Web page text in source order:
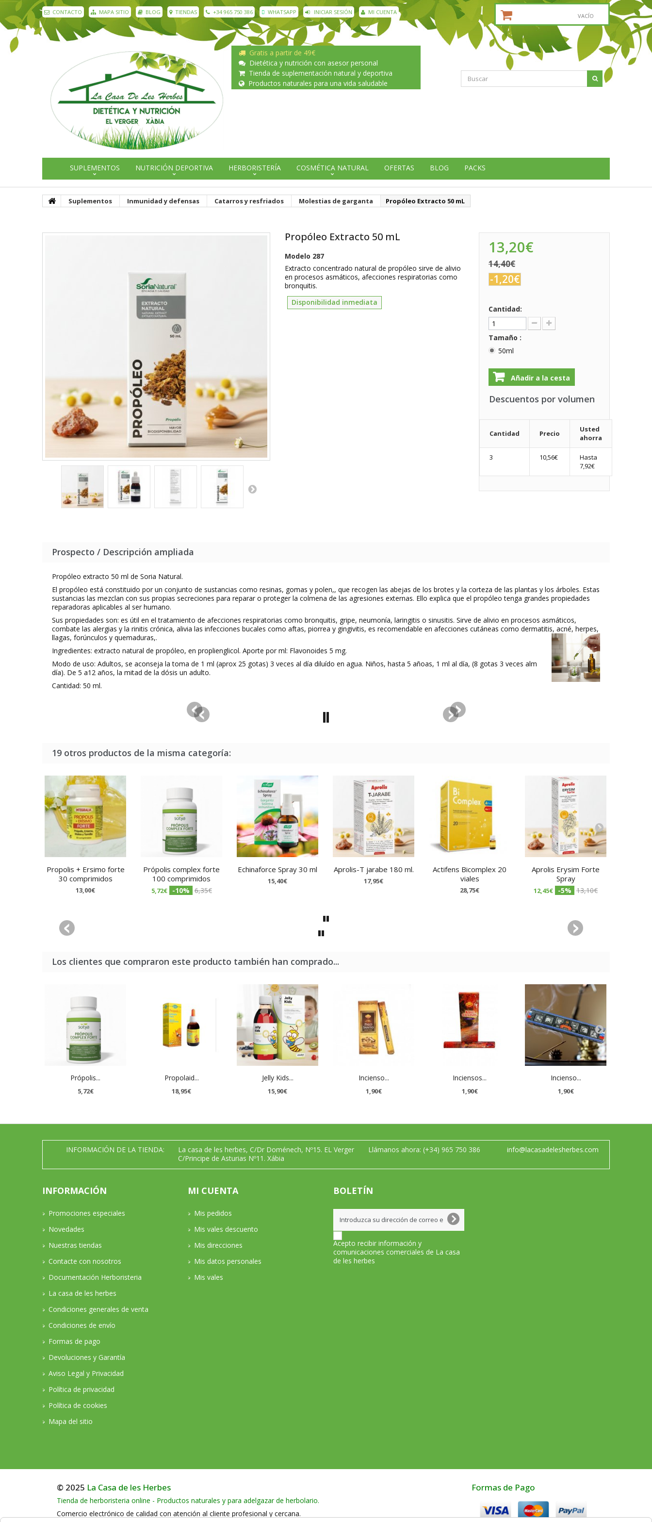
VACÍO
CONTACTO MAPA SITIO BLOG TIENDAS +34 965 750 386 WHATSAPP INICIAR SESIÓN MI CUENTA
Gratis a partir de 49€
Dietética y nutrición con asesor personal
Tienda de suplementación natural y deportiva
Productos naturales para una vida saludable
SUPLEMENTOS NUTRICIÓN DEPORTIVA HERBORISTERÍA COSMÉTICA NATURAL OFERTAS BLOG PACKS
Suplementos Inmunidad y defensas Catarros y resfriados Molestias de garganta Propóleo Extracto 50 mL
Propóleo Extracto 50 mL
Modelo 287
Extracto concentrado natural de propóleo sirve de alivio
en procesos asmáticos, afecciones respiratorias como
bronquitis.
Disponibilidad inmediata
13,20€
14,40€
-1,20€
Cantidad:
Tamaño :
50ml
Añadir a la cesta
Descuentos por volumen
Cantidad Precio
Usted
ahorra
3 10,56€
Hasta
7,92€
Prospecto / Descripción ampliada
Propóleo extracto 50 ml de Soria Natural.
El propóleo está constituido por un conjunto de sustancias como resinas, gomas y polen,, que recogen las abejas de los brotes y la corteza de las plantas y los árboles. Estas
sustancias las mezclan con sus propias secreciones para reparar o proteger la colmena de las agresiones externas. Ello explica que el propóleo tenga grandes propiedades
reparadoras aplicables al ser humano.
Sus propiedades son: es útil en el tratamiento de afecciones respiratorias como bronquitis, gripe, neumonía, laringitis o sinusitis. Sirve de alivio en procesos asmáticos,
combate las alergias y la rinitis crónica, alivia las infecciones bucales como aftas, piorrea y gingivitis, es recomendable en afecciones cutáneas como dermatitis, acné, herpes,
llagas, forúnculos y quemaduras,.
Ingredientes: extracto natural de propóleo, en proplienglicol. Aporte por ml: Flavonoides 5 mg.
Modo de uso: Adultos, se aconseja la toma de 1 ml (aprox 25 gotas) 3 veces al día diluído en agua. Niños, hasta 5 añoas, 1 ml al día, (8 gotas 3 veces alm
día). De 5 a12 años, la mitad de la dósis un adulto.
Cantidad: 50 ml.
19 otros productos de la misma categoría:
Propolis + Ersimo forte
30 comprimidos
13,00€
Própolis complex forte
100 comprimidos
5,72€ -10% 6,35€
Echinaforce Spray 30 ml
15,40€
Aprolis-T jarabe 180 ml.
17,95€
Actifens Bicomplex 20
viales
28,75€
Aprolis Erysim Forte
Spray
12,45€ -5% 13,10€
Los clientes que compraron este producto también han comprado...
Própolis...
5,72€
Propolaid...
18,95€
Jelly Kids...
15,90€
Incienso...
1,90€
Inciensos...
1,90€
Incienso...
1,90€
INFORMACIÓN DE LA TIENDA:
La casa de les herbes, C/Dr Doménech, Nº15. EL Verger
C/Principe de Asturias Nº11. Xábia
Llámanos ahora: (+34) 965 750 386 info@lacasadelesherbes.com
INFORMACIÓN
Promociones especiales
Novedades
Nuestras tiendas
Contacte con nosotros
Documentación Herboristeria
La casa de les herbes
Condiciones generales de venta
Condiciones de envío
Formas de pago
Devoluciones y Garantía
Aviso Legal y Privacidad
Política de privacidad
Política de cookies
Mapa del sitio
MI CUENTA
Mis pedidos
Mis vales descuento
Mis direcciones
Mis datos personales
Mis vales
BOLETÍN
Acepto recibir información y
comunicaciones comerciales de La casa
de les herbes
© 2025 La Casa de les Herbes
Tienda de herboristeria online - Productos naturales y para adelgazar de herbolario.
Comercio electrónico de calidad con atención al cliente profesional y cercana.
Formas de Pago